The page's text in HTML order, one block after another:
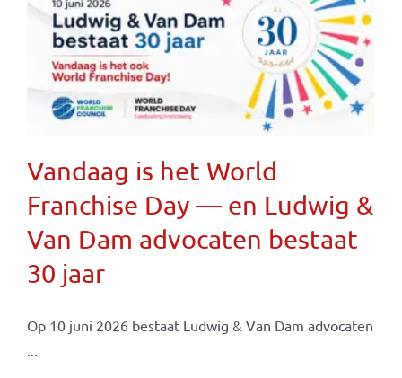
Vandaag is het World
Franchise Day — en Ludwig &
Van Dam advocaten bestaat
30 jaar
Op 10 juni 2026 bestaat Ludwig & Van Dam advocaten